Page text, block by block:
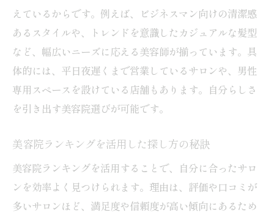
世田谷区で美容院の価格を比較するコツ
安くても満足度の高い美容院選びの基準
口コミやランキングを活かした価格比較法
メンズ美容院の料金相場もチェックしよう
自分に合う美容院を効率的に選ぶ方法
理想のヘアスタイルに近づく美容院の活用術
美容院で理想のヘアスタイルを叶えるコツ
えているからです。例えば、ビジネスマン向けの清潔感
あるスタイルや、トレンドを意識したカジュアルな髪型
など、幅広いニーズに応える美容師が揃っています。具
体的には、平日夜遅くまで営業しているサロンや、男性
専用スペースを設けている店舗もあります。自分らしさ
を引き出す美容院選びが可能です。
美容院ランキングを活用した探し方の秘訣
美容院ランキングを活用することで、自分に合ったサロ
ンを効率よく見つけられます。理由は、評価や口コミが
多いサロンほど、満足度や信頼度が高い傾向にあるため